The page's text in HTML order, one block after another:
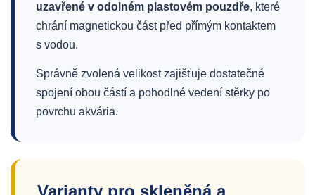
uzavřené v odolném plastovém pouzdře, které
chrání magnetickou část před přímým kontaktem
s vodou.
Správně zvolená velikost zajišťuje dostatečné
spojení obou částí a pohodlné vedení stěrky po
povrchu akvária.
Varianty pro skleněná a